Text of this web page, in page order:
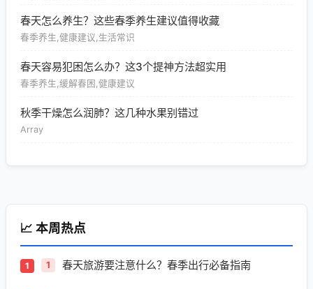
春天怎么养生？这些春季养生建议值得收藏
春季养生,健康建议,生活常识
春天容易犯困怎么办？这3个提神方法超实用
春季养生,缓解春困,健康建议
秋季干燥怎么润肺？这几种水果别错过
Array
📈 本周热点
1 春天旅游要注意什么？春季出行必备指南